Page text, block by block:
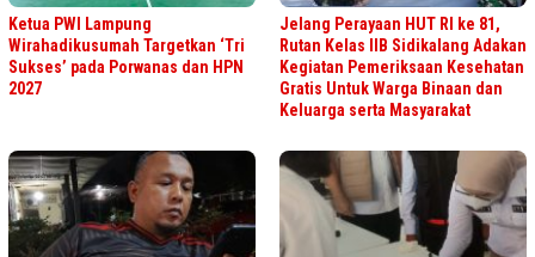
Ketua PWI Lampung
Wirahadikusumah Targetkan ‘Tri
Sukses’ pada Porwanas dan HPN
2027
Jelang Perayaan HUT RI ke 81,
Rutan Kelas IIB Sidikalang Adakan
Kegiatan Pemeriksaan Kesehatan
Gratis Untuk Warga Binaan dan
Keluarga serta Masyarakat